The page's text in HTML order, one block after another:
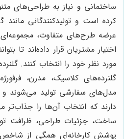
ساختمانی و نیاز به طراحی‌های
کرده است و تولیدکنندگانی مانند
عرضه طرح‌های متفاوت،
اختیار مشتریان قرار داده‌اند تا
مورد نظر خود را انتخاب کنند.
گلنرده‌های کلاسیک، مدرن،
مدل‌های سفارشی تولید می‌شوند
دارند که انتخاب آن‌ها را جذاب‌تر
ساخت، جزئیات طراحی، ظرافت
پوشش کارخانه‌ای همگی از